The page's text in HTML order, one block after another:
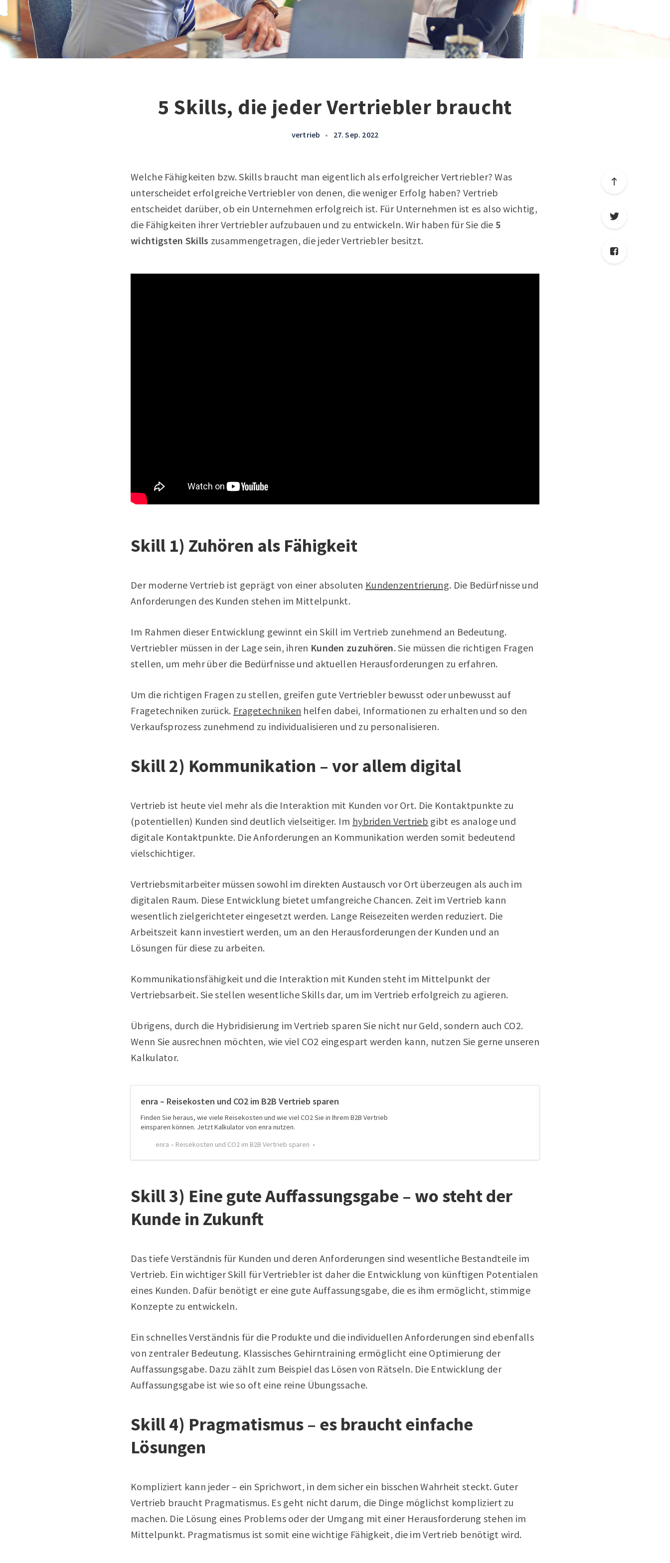
5 Skills, die jeder Vertriebler braucht
vertrieb • 27. Sep. 2022
Welche Fähigkeiten bzw. Skills braucht man eigentlich als erfolgreicher Vertriebler? Was
unterscheidet erfolgreiche Vertriebler von denen, die weniger Erfolg haben? Vertrieb
entscheidet darüber, ob ein Unternehmen erfolgreich ist. Für Unternehmen ist es also wichtig,
die Fähigkeiten ihrer Vertriebler aufzubauen und zu entwickeln. Wir haben für Sie die 5
wichtigsten Skills zusammengetragen, die jeder Vertriebler besitzt.
Skill 1) Zuhören als Fähigkeit
Der moderne Vertrieb ist geprägt von einer absoluten Kundenzentrierung. Die Bedürfnisse und
Anforderungen des Kunden stehen im Mittelpunkt.
Im Rahmen dieser Entwicklung gewinnt ein Skill im Vertrieb zunehmend an Bedeutung.
Vertriebler müssen in der Lage sein, ihren Kunden zuzuhören. Sie müssen die richtigen Fragen
stellen, um mehr über die Bedürfnisse und aktuellen Herausforderungen zu erfahren.
Um die richtigen Fragen zu stellen, greifen gute Vertriebler bewusst oder unbewusst auf
Fragetechniken zurück. Fragetechniken helfen dabei, Informationen zu erhalten und so den
Verkaufsprozess zunehmend zu individualisieren und zu personalisieren.
Skill 2) Kommunikation – vor allem digital
Vertrieb ist heute viel mehr als die Interaktion mit Kunden vor Ort. Die Kontaktpunkte zu
(potentiellen) Kunden sind deutlich vielseitiger. Im hybriden Vertrieb gibt es analoge und
digitale Kontaktpunkte. Die Anforderungen an Kommunikation werden somit bedeutend
vielschichtiger.
Vertriebsmitarbeiter müssen sowohl im direkten Austausch vor Ort überzeugen als auch im
digitalen Raum. Diese Entwicklung bietet umfangreiche Chancen. Zeit im Vertrieb kann
wesentlich zielgerichteter eingesetzt werden. Lange Reisezeiten werden reduziert. Die
Arbeitszeit kann investiert werden, um an den Herausforderungen der Kunden und an
Lösungen für diese zu arbeiten.
Kommunikationsfähigkeit und die Interaktion mit Kunden steht im Mittelpunkt der
Vertriebsarbeit. Sie stellen wesentliche Skills dar, um im Vertrieb erfolgreich zu agieren.
Übrigens, durch die Hybridisierung im Vertrieb sparen Sie nicht nur Geld, sondern auch CO2.
Wenn Sie ausrechnen möchten, wie viel CO2 eingespart werden kann, nutzen Sie gerne unseren
Kalkulator.
enra – Reisekosten und CO2 im B2B Vertrieb sparen
Finden Sie heraus, wie viele Reisekosten und wie viel CO2 Sie in Ihrem B2B Vertrieb
einsparen können. Jetzt Kalkulator von enra nutzen.
enra – Reisekosten und CO2 im B2B Vertrieb sparen
Skill 3) Eine gute Auffassungsgabe – wo steht der
Kunde in Zukunft
Das tiefe Verständnis für Kunden und deren Anforderungen sind wesentliche Bestandteile im
Vertrieb. Ein wichtiger Skill für Vertriebler ist daher die Entwicklung von künftigen Potentialen
eines Kunden. Dafür benötigt er eine gute Auffassungsgabe, die es ihm ermöglicht, stimmige
Konzepte zu entwickeln.
Ein schnelles Verständnis für die Produkte und die individuellen Anforderungen sind ebenfalls
von zentraler Bedeutung. Klassisches Gehirntraining ermöglicht eine Optimierung der
Auffassungsgabe. Dazu zählt zum Beispiel das Lösen von Rätseln. Die Entwicklung der
Auffassungsgabe ist wie so oft eine reine Übungssache.
Skill 4) Pragmatismus – es braucht einfache
Lösungen
Kompliziert kann jeder – ein Sprichwort, in dem sicher ein bisschen Wahrheit steckt. Guter
Vertrieb braucht Pragmatismus. Es geht nicht darum, die Dinge möglichst kompliziert zu
machen. Die Lösung eines Problems oder der Umgang mit einer Herausforderung stehen im
Mittelpunkt. Pragmatismus ist somit eine wichtige Fähigkeit, die im Vertrieb benötigt wird.